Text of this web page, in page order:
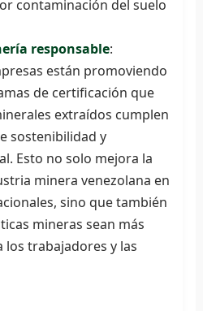
contaminación del suelo
responsable:
están promoviendo
de certificación que
extraídos cumplen
sostenibilidad y
Esto no solo mejora la
minera venezolana en
sino que también
mineras sean más
los trabajadores y las